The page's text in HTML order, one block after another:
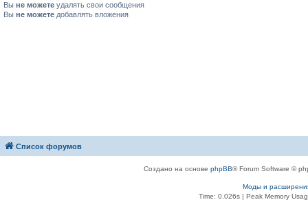
Вы не можете удалять свои сообщения
Вы не можете добавлять вложения
Список форумов
Создано на основе phpBB® Forum Software ©
Моды и
Time: 0.026s| Peak Memory